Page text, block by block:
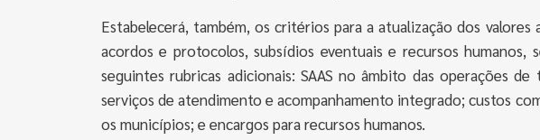
Estabelecerá, também, os critérios para a atualização dos
acordos e protocolos, subsídios eventuais e recursos humanos,
seguintes rubricas adicionais: SAAS no âmbito das operações de
serviços de atendimento e acompanhamento integrado; custos
os municípios; e encargos para recursos humanos.